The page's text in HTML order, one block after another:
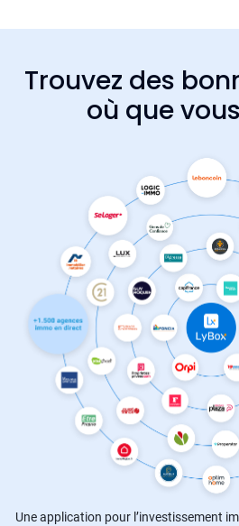
Trouvez des
où que
Une application pour l’investissement